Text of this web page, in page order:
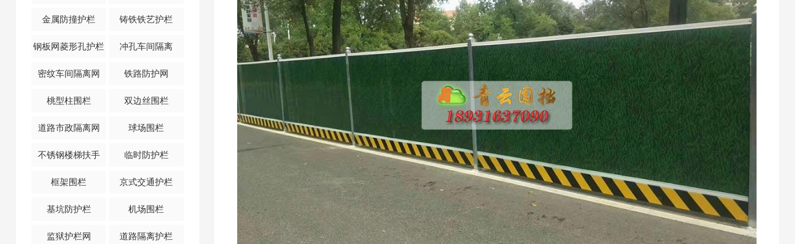
金属防撞护栏 铸铁铁艺护栏
钢板网菱形孔护栏 冲孔车间隔离
密纹车间隔离网 铁路防护网
桃型柱围栏 双边丝围栏
道路市政隔离网 球场围栏
不锈钢楼梯扶手 临时防护栏
框架围栏 京式交通护栏
基坑防护栏 机场围栏
监狱护栏网 道路隔离护栏